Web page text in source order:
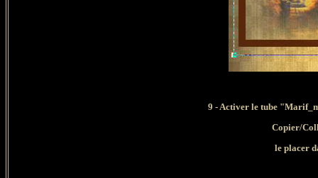
9 - Activer le tube
Copier/
le placer